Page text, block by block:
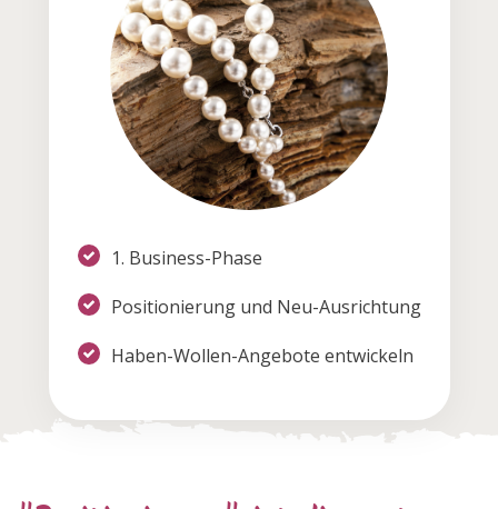
1. Business-Phase
Positionierung und Neu-Ausrichtung
Haben-Wollen-Angebote entwickeln